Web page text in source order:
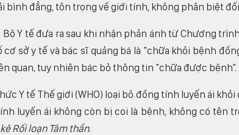
bình đẳng, tôn trọng về giới tính, không phân biệt đối
Y tế đưa ra sau khi nhận phản ánh từ Chương
cơ sở y tế và bác sĩ quảng bá là "chữa khỏi bệnh
quan, tuy nhiên bác bỏ thông tin "chữa được bệnh".
Y tế Thế giới (WHO) loại bỏ đồng tính luyến ái
luyến ái không còn bị coi là bệnh, không có tên
Rối loạn Tâm thần.